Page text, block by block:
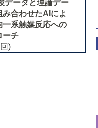
データと理論デー
み合わせたAIによ
一系触媒反応への
ーチ
)